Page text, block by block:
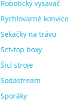
Robotický vysavač
Rychlovarné konvice
Sekačky na trávu
Set-top boxy
Šicí stroje
Sodastream
Sporáky